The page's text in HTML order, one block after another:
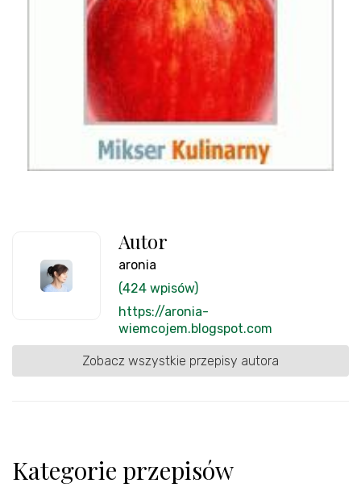
Autor
aronia
(424 wpisów)
https://aronia-
wiemcojem.blogspot.com
Zobacz wszystkie przepisy autora
Kategorie przepisów